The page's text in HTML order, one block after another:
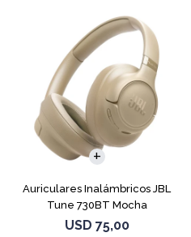
Auriculares Inalámbricos JBL
Tune 730BT Mocha
USD 75,00